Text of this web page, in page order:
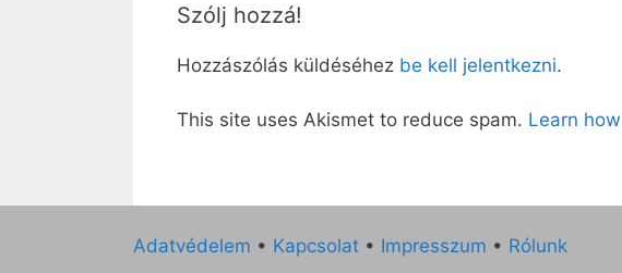
Szólj hozzá!
Hozzászólás küldéséhez be kell jelentkezni.
This site uses Akismet to reduce spam. Learn
Adatvédelem • Kapcsolat • Impresszum • Rólunk